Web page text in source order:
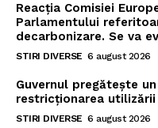
Reacția Comisiei
Parlamentului
decarbonizare. Se va
STIRI DIVERSE 6 august 2026
Guvernul pregătește
restricționarea
STIRI DIVERSE 6 august 2026